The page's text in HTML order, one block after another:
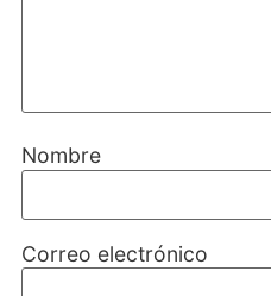
Nombre
Correo electrónico